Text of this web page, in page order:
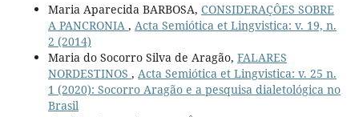
Maria Aparecida BARBOSA, CONSIDERAÇÔES SOBRE
A PANCRONIA , Acta Semiótica et Lingvistica: v. 19, n.
2 (2014)
Maria do Socorro Silva de Aragão, FALARES
NORDESTINOS , Acta Semiótica et Lingvistica: v. 25 n.
1 (2020): Socorro Aragão e a pesquisa dialetológica no
Brasil